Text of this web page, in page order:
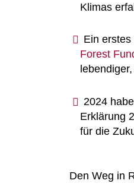
Klimas
Ein
Forest
2024
Erklärung
für die
Den Weg in